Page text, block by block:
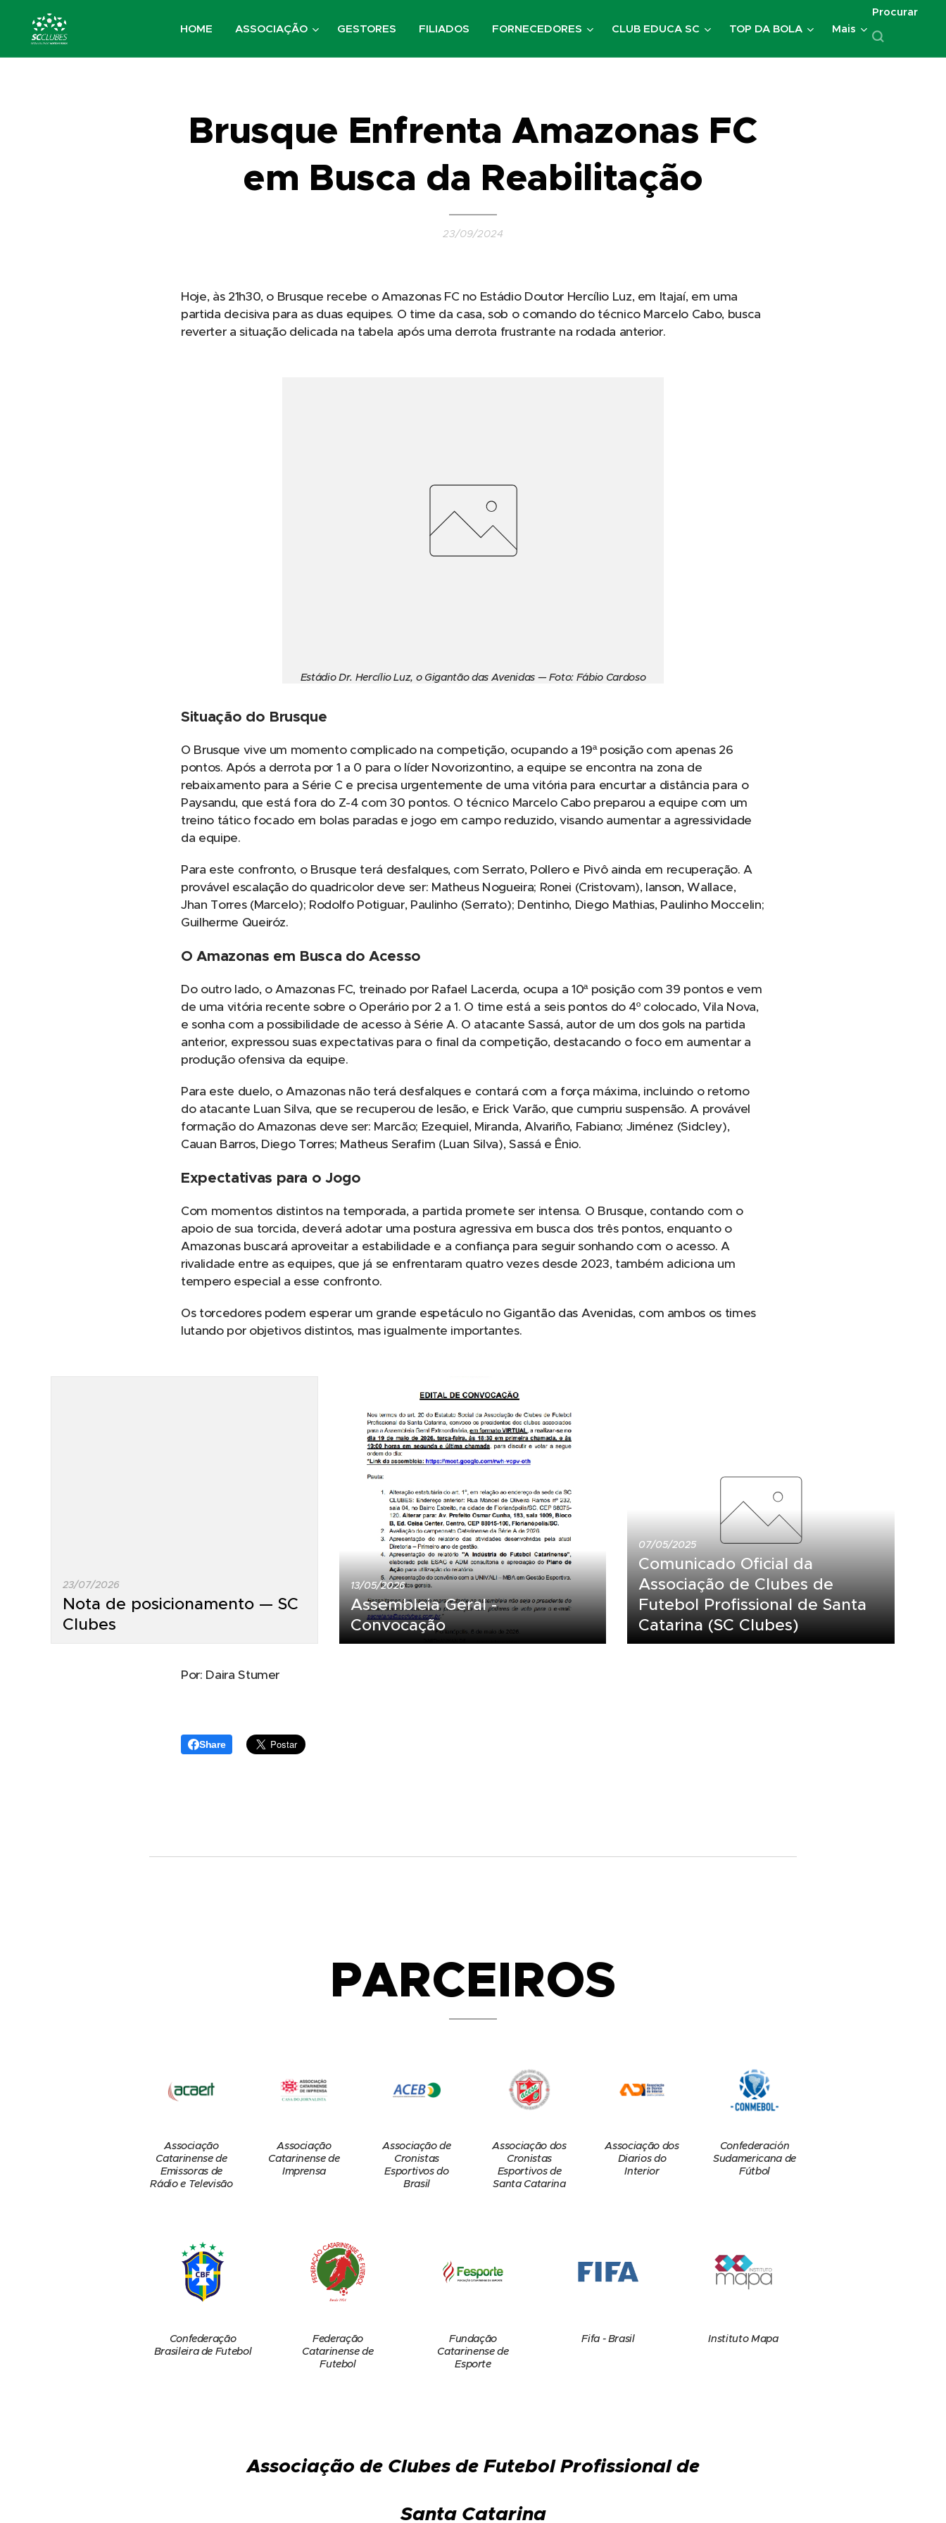
HOME ASSOCIAÇÃO GESTORES FILIADOS FORNECEDORES CLUB EDUCA SC TOP DA BOLA Mais
Procurar
Brusque Enfrenta Amazonas FC
em Busca da Reabilitação
23/09/2024
Hoje, às 21h30, o Brusque recebe o Amazonas FC no Estádio Doutor Hercílio Luz, em Itajaí, em uma
partida decisiva para as duas equipes. O time da casa, sob o comando do técnico Marcelo Cabo, busca
reverter a situação delicada na tabela após uma derrota frustrante na rodada anterior.
Estádio Dr. Hercílio Luz, o Gigantão das Avenidas — Foto: Fábio Cardoso
Situação do Brusque
O Brusque vive um momento complicado na competição, ocupando a 19ª posição com apenas 26
pontos. Após a derrota por 1 a 0 para o líder Novorizontino, a equipe se encontra na zona de
rebaixamento para a Série C e precisa urgentemente de uma vitória para encurtar a distância para o
Paysandu, que está fora do Z-4 com 30 pontos. O técnico Marcelo Cabo preparou a equipe com um
treino tático focado em bolas paradas e jogo em campo reduzido, visando aumentar a agressividade
da equipe.
Para este confronto, o Brusque terá desfalques, com Serrato, Pollero e Pivô ainda em recuperação. A
provável escalação do quadricolor deve ser: Matheus Nogueira; Ronei (Cristovam), Ianson, Wallace,
Jhan Torres (Marcelo); Rodolfo Potiguar, Paulinho (Serrato); Dentinho, Diego Mathias, Paulinho Moccelin;
Guilherme Queiróz.
O Amazonas em Busca do Acesso
Do outro lado, o Amazonas FC, treinado por Rafael Lacerda, ocupa a 10ª posição com 39 pontos e vem
de uma vitória recente sobre o Operário por 2 a 1. O time está a seis pontos do 4º colocado, Vila Nova,
e sonha com a possibilidade de acesso à Série A. O atacante Sassá, autor de um dos gols na partida
anterior, expressou suas expectativas para o final da competição, destacando o foco em aumentar a
produção ofensiva da equipe.
Para este duelo, o Amazonas não terá desfalques e contará com a força máxima, incluindo o retorno
do atacante Luan Silva, que se recuperou de lesão, e Erick Varão, que cumpriu suspensão. A provável
formação do Amazonas deve ser: Marcão; Ezequiel, Miranda, Alvariño, Fabiano; Jiménez (Sidcley),
Cauan Barros, Diego Torres; Matheus Serafim (Luan Silva), Sassá e Ênio.
Expectativas para o Jogo
Com momentos distintos na temporada, a partida promete ser intensa. O Brusque, contando com o
apoio de sua torcida, deverá adotar uma postura agressiva em busca dos três pontos, enquanto o
Amazonas buscará aproveitar a estabilidade e a confiança para seguir sonhando com o acesso. A
rivalidade entre as equipes, que já se enfrentaram quatro vezes desde 2023, também adiciona um
tempero especial a esse confronto.
Os torcedores podem esperar um grande espetáculo no Gigantão das Avenidas, com ambos os times
lutando por objetivos distintos, mas igualmente importantes.
23/07/2026
Nota de posicionamento — SC
Clubes
13/05/2026
Assembleia Geral -
Convocação
07/05/2025
Comunicado Oficial da
Associação de Clubes de
Futebol Profissional de Santa
Catarina (SC Clubes)
Por: Daira Stumer
Share
PARCEIROS
Associação
Catarinense de
Emissoras de
Rádio e Televisão
Associação
Catarinense de
Imprensa
Associação de
Cronistas
Esportivos do
Brasil
Associação dos
Cronistas
Esportivos de
Santa Catarina
Associação dos
Diarios do
Interior
Confederación
Sudamericana de
Fútbol
Confederação
Brasileira de Futebol
Federação
Catarinense de
Futebol
Fundação
Catarinense de
Esporte
Fifa - Brasil Instituto Mapa
Associação de Clubes de Futebol Profissional de
Santa Catarina